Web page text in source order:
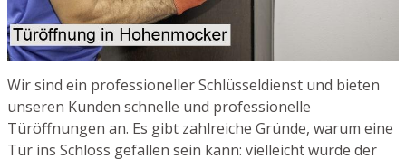
Wir sind ein professioneller Schlüsseldienst und bieten
unseren Kunden schnelle und professionelle
Türöffnungen an. Es gibt zahlreiche Gründe, warum eine
Tür ins Schloss gefallen sein kann: vielleicht wurde der